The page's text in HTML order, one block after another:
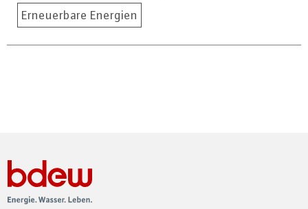
Erneuerbare Energien